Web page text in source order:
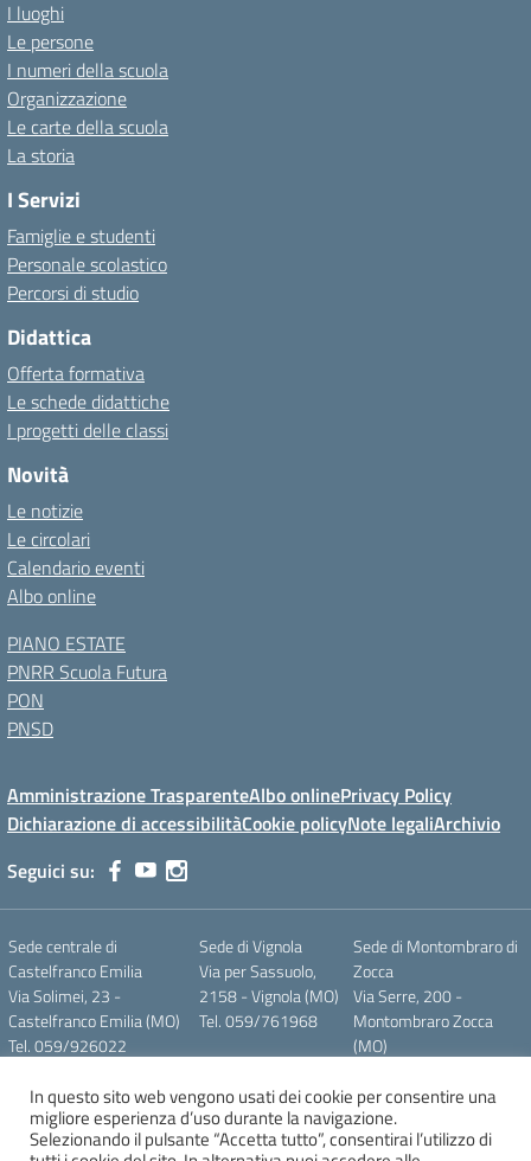
I luoghi
Le persone
I numeri della scuola
Organizzazione
Le carte della scuola
La storia
I Servizi
Famiglie e studenti
Personale scolastico
Percorsi di studio
Didattica
Offerta formativa
Le schede didattiche
I progetti delle classi
Novità
Le notizie
Le circolari
Calendario eventi
Albo online
PIANO ESTATE
PNRR Scuola Futura
PON
PNSD
Amministrazione TrasparenteAlbo onlinePrivacy Policy
Dichiarazione di accessibilitàCookie policyNote legaliArchivio
Seguici su:
Sede centrale di
Castelfranco Emilia
Via Solimei, 23 -
Castelfranco Emilia (MO)
Tel. 059/926022
mois011007@istruzione.it
C.F. 80010590364
Sede di Vignola
Via per Sassuolo,
2158 - Vignola (MO)
Tel. 059/761968
Sede di Montombraro di
Zocca
Via Serre, 200 -
Montombraro Zocca
(MO)
In questo sito web vengono usati dei cookie per consentire una
migliore esperienza d’uso durante la navigazione.
Selezionando il pulsante “Accetta tutto”, consentirai l’utilizzo di